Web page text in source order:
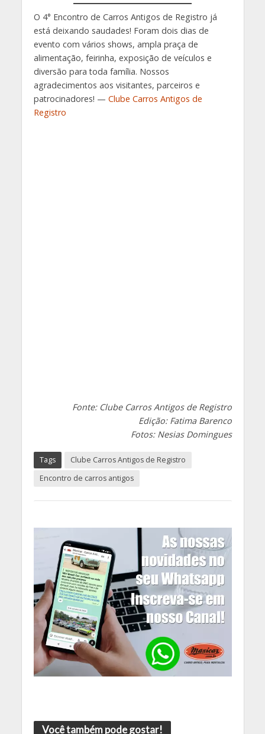
O 4° Encontro de Carros Antigos de Registro já
está deixando saudades! Foram dois dias de
evento com vários shows, ampla praça de
alimentação, feirinha, exposição de veículos e
diversão para toda família. Nossos
agradecimentos aos visitantes, parceiros e
patrocinadores! — Clube Carros Antigos de
Registro
Fonte: Clube Carros Antigos de Registro
Edição: Fatima Barenco
Fotos: Nesias Domingues
Tags
Clube Carros Antigos de Registro
Encontro de carros antigos
Você também pode gostar!